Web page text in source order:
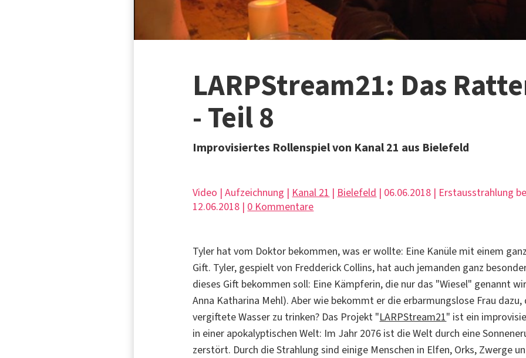
LARPStream21: Das
- Teil 8
Improvisiertes Rollenspiel von Kanal 21 aus Bielefeld
Video | Aufzeichnung | Kanal 21 | Bielefeld | 06.06.2018 | Erstausstrahlung
12.06.2018 | 0 Kommentare
Tyler hat vom Doktor bekommen, was er wollte: Eine Kanüle mit einem
Gift. Tyler, gespielt von Fredderick Collins, hat auch jemanden ganz
dieses Gift bekommen soll: Eine Kämpferin, die nur das "Wiesel" genannt
Anna Katharina Mehl). Aber wie bekommt er die erbarmungslose Frau dazu,
vergiftete Wasser zu trinken? Das Projekt "LARPStream21" ist ein
in einer apokalyptischen Welt: Im Jahr 2076 ist die Welt durch eine
zerstört. Durch die Strahlung sind einige Menschen in Elfen, Orks, Zwerge